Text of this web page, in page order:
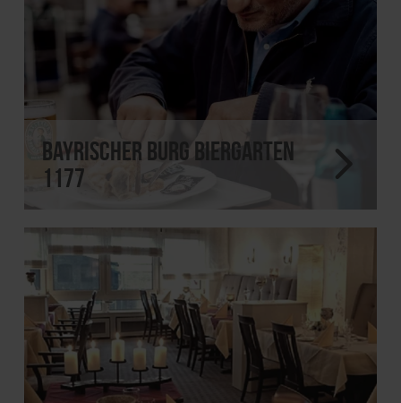
Bayrischer Burg Biergarten
1177